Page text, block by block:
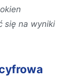
się na wyniki